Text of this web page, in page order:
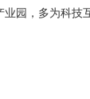
园，多为科